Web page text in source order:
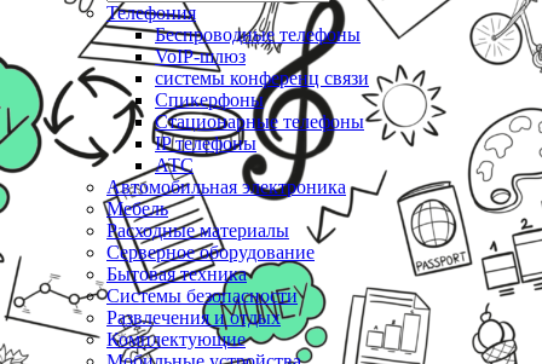
Телефония
Беспроводные телефоны
VoIP-шлюз
системы конференц связи
Спикерфоны
Стационарные телефоны
IP телефоны
АТС
Автомобильная электроника
Мебель
Расходные материалы
Серверное оборудование
Бытовая техника
Системы безопасности
Развлечения и отдых
Комплектующие